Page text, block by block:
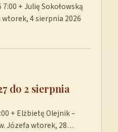
+ Julię Sokołowską
wtorek, 4 sierpnia 2026
do 2 sierpnia
+ Elżbietę Olejnik –
Józefa wtorek, 28…